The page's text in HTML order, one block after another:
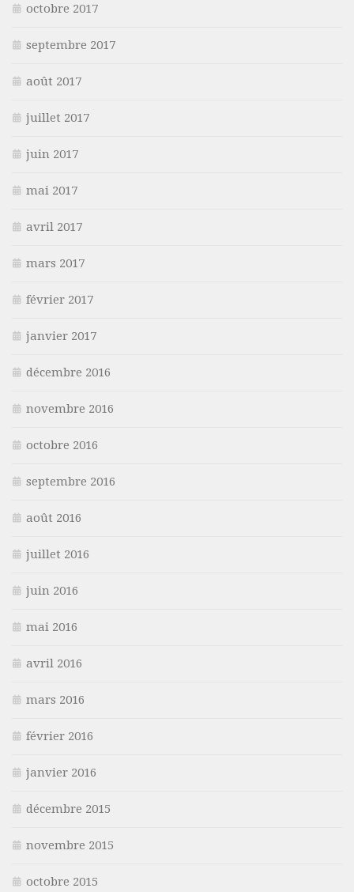
octobre 2017
septembre 2017
août 2017
juillet 2017
juin 2017
mai 2017
avril 2017
mars 2017
février 2017
janvier 2017
décembre 2016
novembre 2016
octobre 2016
septembre 2016
août 2016
juillet 2016
juin 2016
mai 2016
avril 2016
mars 2016
février 2016
janvier 2016
décembre 2015
novembre 2015
octobre 2015